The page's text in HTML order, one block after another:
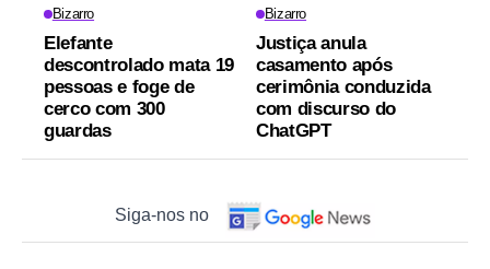
Bizarro
Elefante
descontrolado mata 19
pessoas e foge de
cerco com 300
guardas
Bizarro
Justiça anula
casamento após
cerimônia conduzida
com discurso do
ChatGPT
Siga-nos no